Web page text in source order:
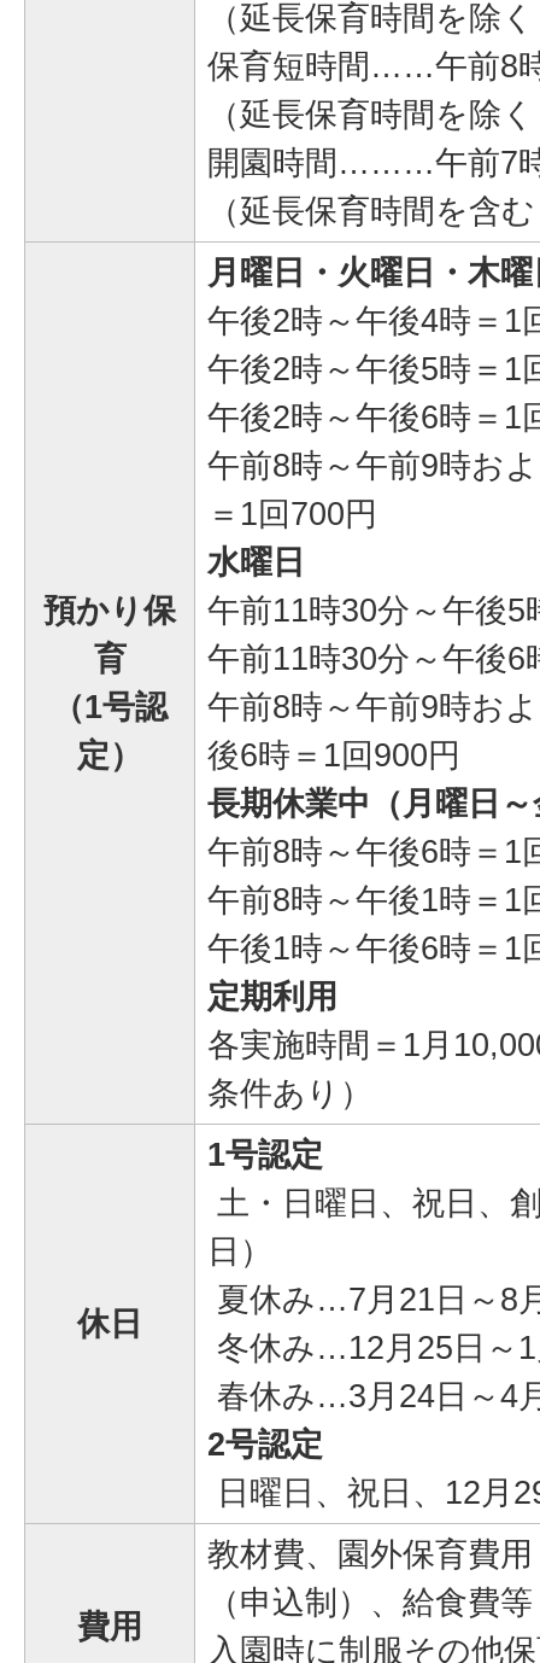
（延長保育時間を除
保育短時間……午前8
（延長保育時間を除
開園時間………午前7
（延長保育時間を含
預かり保
育
（1号認
定）
月曜日・火曜日・木
午後2時～午後4時＝1
午後2時～午後5時＝1
午後2時～午後6時＝1
午前8時～午前9時お
＝1回700円
水曜日
午前11時30分～午後5
午前11時30分～午後6
午前8時～午前9時お
後6時＝1回900円
長期休業中（月曜日
午前8時～午後6時＝1
午前8時～午後1時＝1
午後1時～午後6時＝1
定期利用
各実施時間＝1月
条件あり）
休日
1号認定
土・日曜日、祝日、
日）
夏休み…7月21日～8
冬休み…12月25日～
春休み…3月24日～4
2号認定
日曜日、祝日、12月
費用
教材費、園外保育費
（申込制）、給食費等
入園時に制服その他